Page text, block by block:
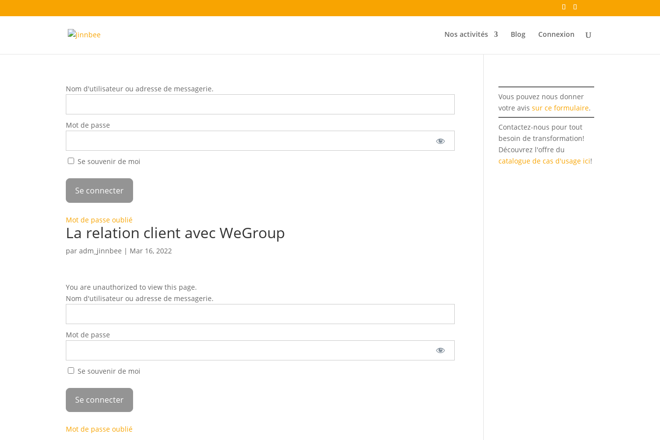
Nos activités Blog Connexion
Nom d'utilisateur ou adresse de messagerie.
Mot de passe
Se souvenir de moi
Mot de passe oublié
La relation client avec WeGroup
paradm_jinnbee | Mar 16, 2022
You are unauthorized to view this page.
Nom d'utilisateur ou adresse de messagerie.
Mot de passe
Se souvenir de moi
Mot de passe oublié
Vous pouvez nous donner
votre avissur ce formulaire.
Contactez-nous pour tout
besoin de transformation!
Découvrez l'offre du
catalogue de cas d'usage ici!